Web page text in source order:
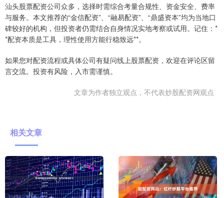
汕头股票配资公司众多，选择时需综合考量合规性、资金安全、费率
与服务。本文推荐的“金信配资”、“融易配资”、“鼎盛资本”均为当地口
碑较好的机构，但投资者仍需结合自身情况实地考察或试用。记住：*
*配资本质是工具，理性使用方能行稳致远**。
如果您对配资流程或具体公司有疑问线上股票配资，欢迎在评论区留
言交流。投资有风险，入市需谨慎。
文章为作者独立观点，不代表炒股配资网观点
相关文章